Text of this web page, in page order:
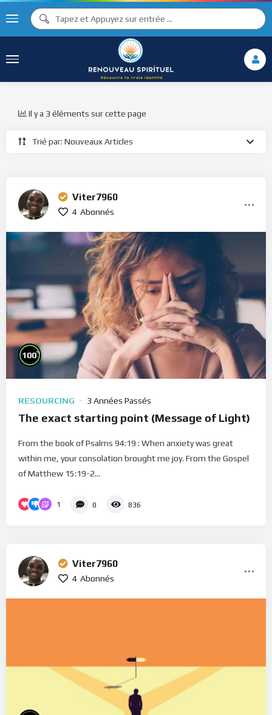
Trié par: Nouveaux Articles
Il y a 3 éléments sur cette page
Viter7960
4 Abonnés
100%
RESOURCING 3 Années Passés
The exact starting point (Message of Light)
From the book of Psalms 94:19 : When anxiety was great
within me, your consolation brought me joy. From the Gospel
of Matthew 15:19-2...
1 0 836
Viter7960
4 Abonnés